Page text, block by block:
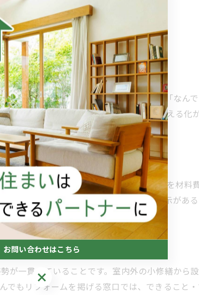
しやすさと説明の明快さです。たとえば「なん
リフォーム 費用」の伝え方、工程の見える化
やすいですね。
性
ます。納得感を高めるコツは、費用内訳を材
ることです。見積もり時に代替案の提示があ
が一貫していることです。室内外の小修繕から
もリフォームを掲げる窓口では、できること
お問い合わせはこちら
お問い合わせはこちら